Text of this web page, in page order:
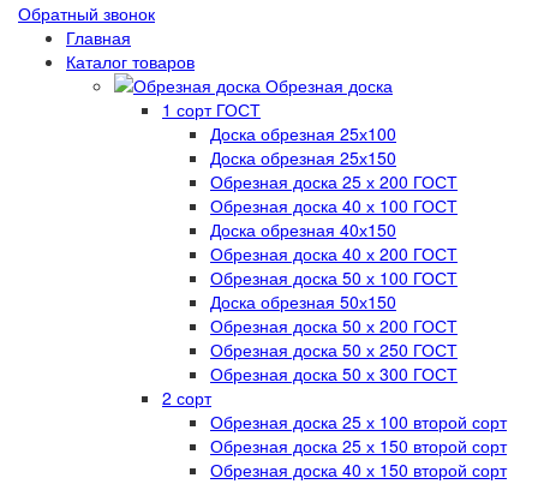
Обратный звонок
Главная
Каталог товаров
Обрезная доска
1 сорт ГОСТ
Доска обрезная 25х100
Доска обрезная 25х150
Обрезная доска 25 х 200 ГОСТ
Обрезная доска 40 х 100 ГОСТ
Доска обрезная 40х150
Обрезная доска 40 х 200 ГОСТ
Обрезная доска 50 х 100 ГОСТ
Доска обрезная 50х150
Обрезная доска 50 х 200 ГОСТ
Обрезная доска 50 х 250 ГОСТ
Обрезная доска 50 х 300 ГОСТ
2 сорт
Обрезная доска 25 х 100 второй сорт
Обрезная доска 25 х 150 второй сорт
Обрезная доска 40 х 150 второй сорт